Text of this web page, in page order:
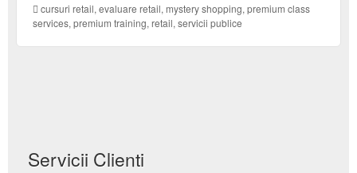
cursuri retail, evaluare retail, mystery shopping, premium class
services, premium training, retail, servicii publice
Servicii Clienti